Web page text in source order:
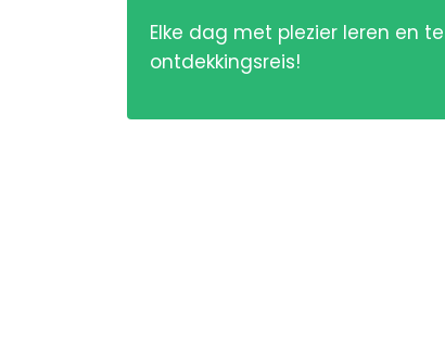
Elke dag met plezier leren en
ontdekkingsreis!